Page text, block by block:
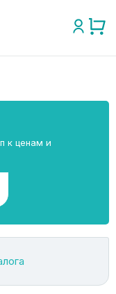
к ценам и